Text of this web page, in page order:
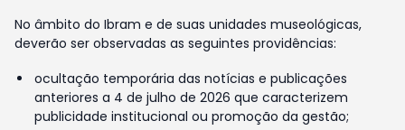
No âmbito do Ibram e de suas unidades museológicas,
deverão ser observadas as seguintes providências:
ocultação temporária das notícias e publicações
anteriores a 4 de julho de 2026 que caracterizem
publicidade institucional ou promoção da gestão;